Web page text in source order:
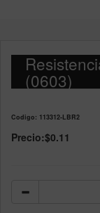
(0603)
Codigo: 113312-LBR2
Precio:$0.11